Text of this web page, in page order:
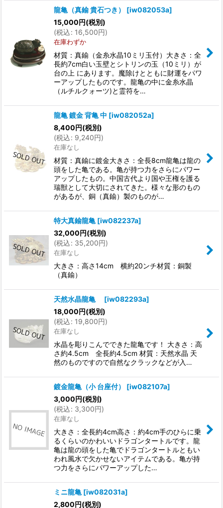
龍亀（真鍮 貴石つき） [iw082053a]
15,000円(税別)
(税込: 16,500円)
在庫わずか
材質：真鍮（金糸水晶10ミリ玉付）大きさ：全
長約7cm白い玉壁とシトリンの玉（10ミリ）が
台の上 にあります。魔除けとともに財運をパワ
ーアップしたものです。龍亀の中に金糸水晶
（ルチルクォーツ)と霊符を…
龍亀 鍍金 背亀 中 [iw082052a]
8,400円(税別)
(税込: 9,240円)
在庫なし
材質：真鍮に鍍金大きさ：全長8cm龍亀は龍の
頭をした亀である。亀が持つ力をさらにパワー
アップしたもの。中国古代より国や王権を護る
瑞獣として大切にされてきた。様々な形のもの
があるが、銅（真鍮）製のものが…
特大真鍮龍亀 [iw082237a]
32,000円(税別)
(税込: 35,200円)
在庫なし
大きさ：高さ14cm 横約20ンチ材質：銅製
（真鍮）
天然水晶龍亀 [iw082293a]
18,000円(税別)
(税込: 19,800円)
在庫なし
水晶を彫りこんでできた龍亀です！ 大きさ：高
さ約4.5cm 全長約4.5cm 材質：天然水晶 天
然のものですので自然なクラックなどが入…
鍍金龍亀（小 台座付） [iw082107a]
3,000円(税別)
(税込: 3,300円)
在庫なし
大きさ：全長約4cm高さ：約4cm手のひらに乗
るくらいのかわいいドラゴンタートルです。龍
亀は龍の頭をした亀でドラゴンタートルともい
われ風水で欠かせないアイテムである。亀が持
つ力をさらにパワーアップした…
ミニ龍亀 [iw082031a]
2,800円(税別)